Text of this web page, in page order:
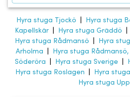
Hyra stuga Tjockö Hyra stuga
Kapellskär| Hyra stuga Gräddö
Hyra stuga Rådmansö
Hyra
Arholma
Hyra stuga
Söderöra
Hyra stuga Sverige
Hyra stuga Roslagen
Hyra
Hyra stuga